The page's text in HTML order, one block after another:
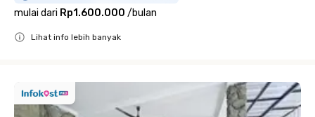
mulai dari Rp1.600.000 /bulan
Lihat info lebih banyak